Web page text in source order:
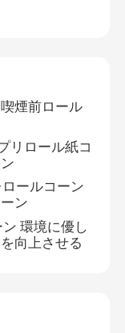
煙前ロール
リロール紙コ
ールコーン
ン
環境に優し
向上させる